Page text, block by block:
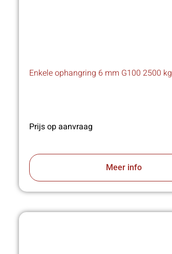
Enkele ophangring 6 mm G100 2500 kg
Prijs op aanvraag
Meer info